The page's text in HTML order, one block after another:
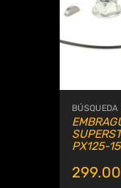
BÚSQUEDA
PX125-
299.00